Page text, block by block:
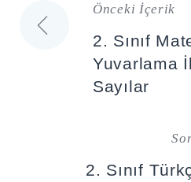
Yazı
gezinmesi
Önceki İçerik
2. Sınıf
Yuvarlama
Sayılar
2. Sınıf